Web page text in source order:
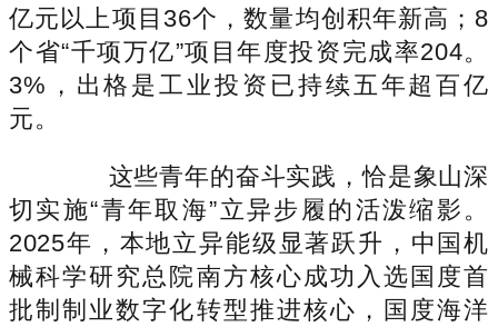
亿元以上项目36个，数量均创积年新高；8
个省“千项万亿”项目年度投资完成率204。
3%，出格是工业投资已持续五年超百亿
元。
这些青年的奋斗实践，恰是象山深
切实施“青年取海”立异步履的活泼缩影。
2025年，本地立异能级显著跃升，中国机
械科学研究总院南方核心成功入选国度首
批制制业数字化转型推进核心，国度海洋